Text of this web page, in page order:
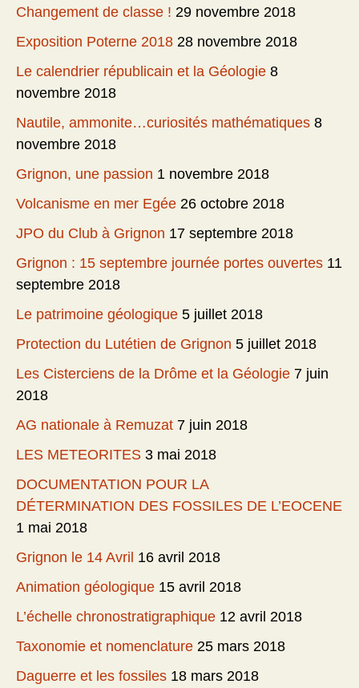
Changement de classe ! 29 novembre 2018
Exposition Poterne 2018 28 novembre 2018
Le calendrier républicain et la Géologie 8
novembre 2018
Nautile, ammonite…curiosités mathématiques 8
novembre 2018
Grignon, une passion 1 novembre 2018
Volcanisme en mer Egée 26 octobre 2018
JPO du Club à Grignon 17 septembre 2018
Grignon : 15 septembre journée portes ouvertes 11
septembre 2018
Le patrimoine géologique 5 juillet 2018
Protection du Lutétien de Grignon 5 juillet 2018
Les Cisterciens de la Drôme et la Géologie 7 juin
2018
AG nationale à Remuzat 7 juin 2018
LES METEORITES 3 mai 2018
DOCUMENTATION POUR LA
DÉTERMINATION DES FOSSILES DE L’EOCENE
1 mai 2018
Grignon le 14 Avril 16 avril 2018
Animation géologique 15 avril 2018
L’échelle chronostratigraphique 12 avril 2018
Taxonomie et nomenclature 25 mars 2018
Daguerre et les fossiles 18 mars 2018